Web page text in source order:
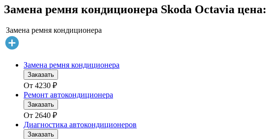
Замена ремня кондиционера Skoda Octavia цена:
Замена ремня кондиционера
Замена ремня кондиционера
Заказать
От 4230 ₽
Ремонт автокондиционера
Заказать
От 2640 ₽
Диагностика автокондиционеров
Заказать